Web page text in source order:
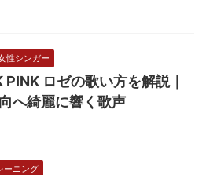
性シンガー
PINK ロゼの歌い方を解説｜
へ綺麗に響く歌声
ーニング